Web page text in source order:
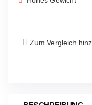
Zum Vergleich